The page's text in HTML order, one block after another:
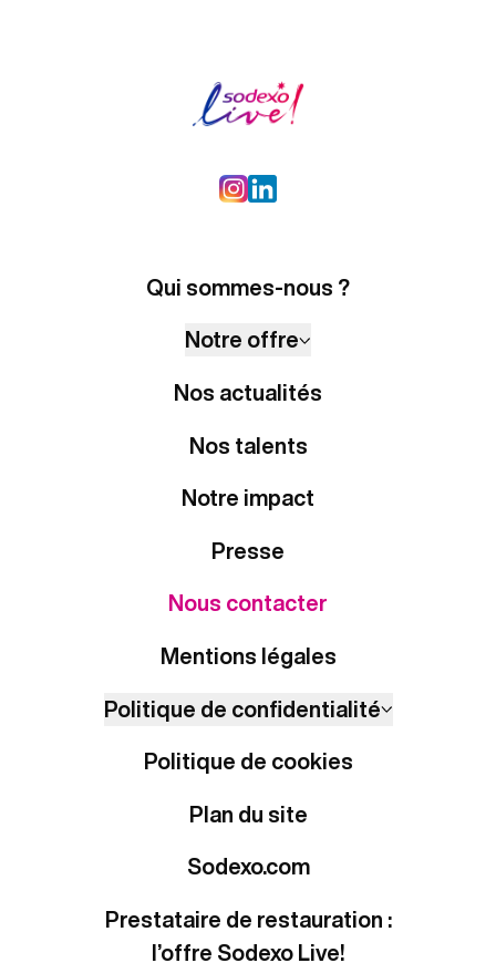
Qui sommes-nous ?
Notre offre
Nos actualités
Nos talents
Notre impact
Presse
Nous contacter
Mentions légales
Politique de confidentialité
Politique de cookies
Plan du site
Sodexo.com
Prestataire de restauration :
l’offre Sodexo Live!